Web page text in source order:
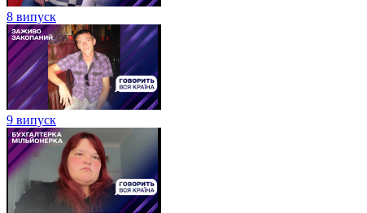
8 випуск
9 випуск